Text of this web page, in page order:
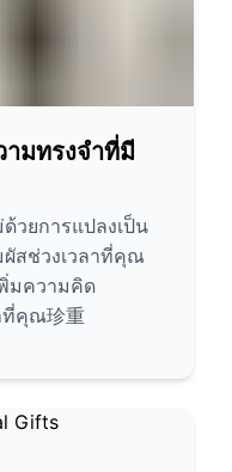
มทรงจำที่มี
วยการแปลงเป็น
สช่วงเวลาที่คุณ
มความคิด
ที่คุณ珍重